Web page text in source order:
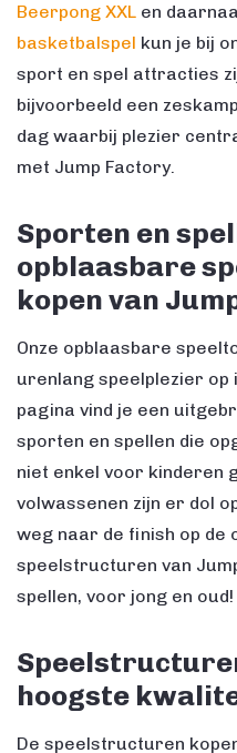
Beerpong XXL en
basketbalspel kun je bij
sport en spel attracties
bijvoorbeeld een
dag waarbij plezier
met Jump Factory.
Sporten en
opblaasbare
kopen van
Onze opblaasbare
urenlang speelplezier op
pagina vind je een
sporten en spellen die
niet enkel voor kinderen
volwassenen zijn er dol
weg naar de finish op de
speelstructuren van
spellen, voor jong en oud!
hoogste
De speelstructuren